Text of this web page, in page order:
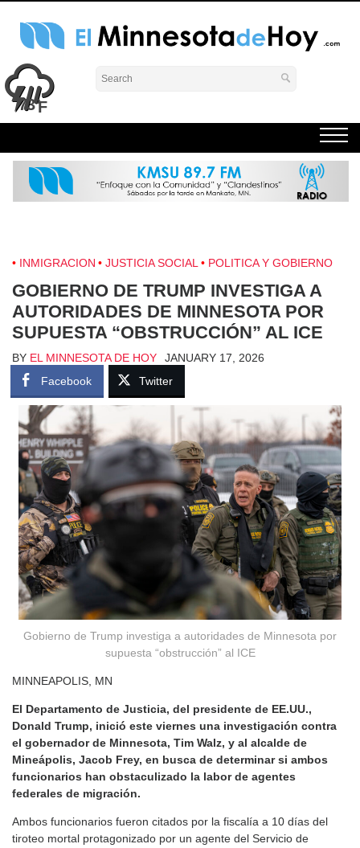
Skip
content
El Minnesota de Hoy Noticias
Latino Noticias Minnesota News
73°
INMIGRACION JUSTICIA SOCIAL POLITICA Y GOBIERNO
GOBIERNO DE TRUMP INVESTIGA A
AUTORIDADES DE MINNESOTA POR
SUPUESTA “OBSTRUCCIÓN” AL ICE
BY EL MINNESOTA DE HOY
JANUARY 17, 2026
Facebook
Twitter
Gobierno de Trump investiga a autoridades de Minnesota por
supuesta “obstrucción” al ICE
MINNEAPOLIS, MN
El Departamento de Justicia, del presidente de EE.UU.,
Donald Trump, inició este viernes una investigación contra
el gobernador de Minnesota, Tim Walz, y al alcalde de
Mineápolis, Jacob Frey, en busca de determinar si ambos
funcionarios han obstaculizado la labor de agentes
federales de migración.
Ambos funcionarios fueron citados por la fiscalía a 10 días del
tiroteo mortal protagonizado por un agente del Servicio de